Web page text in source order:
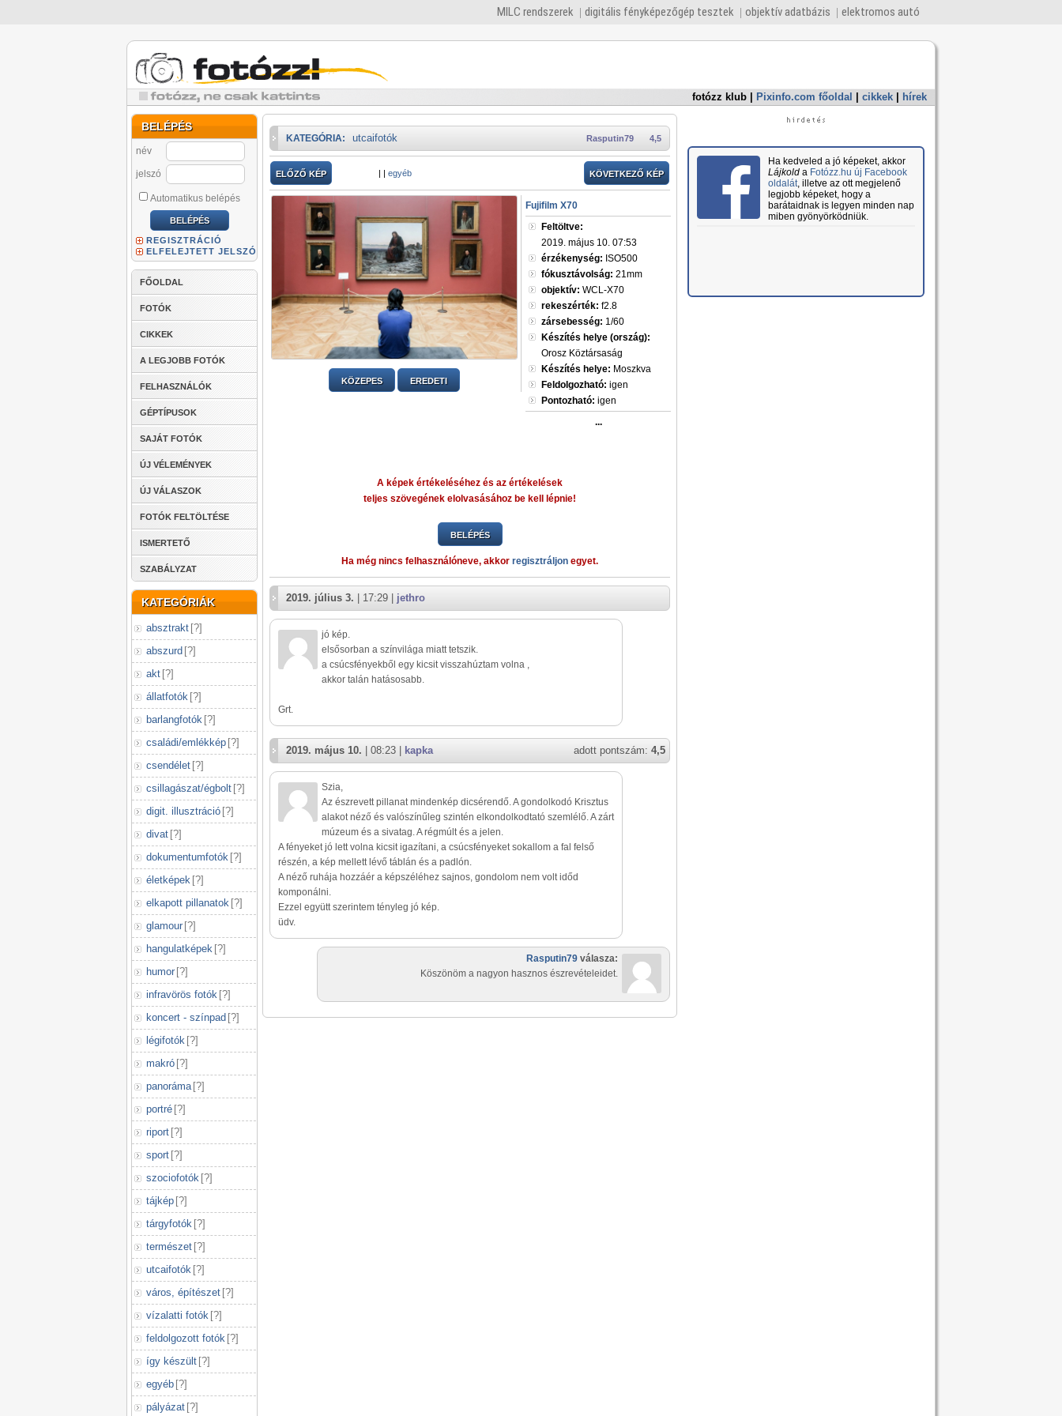
MILC rendszerek digitális fényképezőgép tesztek objektív adatbázis elektromos autó
fotózz klub Pixinfo.com főoldal cikkek hírek
BELÉPÉS
név
jelszó
Automatikus belépés
REGISZTRÁCIÓ
ELFELEJTETT JELSZÓ
FŐOLDAL
FOTÓK
CIKKEK
A LEGJOBB FOTÓK
FELHASZNÁLÓK
GÉPTÍPUSOK
SAJÁT FOTÓK
ÚJ VÉLEMÉNYEK
ÚJ VÁLASZOK
FOTÓK FELTÖLTÉSE
ISMERTETŐ
SZABÁLYZAT
KATEGÓRIÁK
absztrakt [?]
abszurd [?]
akt [?]
állatfotók [?]
barlangfotók [?]
családi/emlékkép [?]
csendélet [?]
csillagászat/égbolt [?]
digit. illusztráció [?]
divat [?]
dokumentumfotók [?]
életképek [?]
elkapott pillanatok [?]
glamour [?]
hangulatképek [?]
humor [?]
infravörös fotók [?]
koncert - színpad [?]
légifotók [?]
makró [?]
panoráma [?]
portré [?]
riport [?]
sport [?]
szociofotók [?]
tájkép [?]
tárgyfotók [?]
természet [?]
utcaifotók [?]
város, építészet [?]
vízalatti fotók [?]
feldolgozott fotók [?]
így készült [?]
egyéb [?]
pályázat [?]
4,5
Rasputin79
KATEGÓRIA: utcaifotók
ELŐZŐ KÉP | | egyéb KÖVETKEZŐ KÉP
KÖZEPES EREDETI
Fujifilm X70
Feltöltve:
2019. május 10. 07:53
érzékenység: ISO500
fókusztávolság: 21mm
objektív: WCL-X70
rekeszérték: f2.8
zársebesség: 1/60
Készítés helye (ország):
Orosz Köztársaság
Készítés helye: Moszkva
Feldolgozható: igen
Pontozható: igen
...
A képek értékeléséhez és az értékelések
teljes szövegének elolvasásához be kell lépnie!
BELÉPÉS
Ha még nincs felhasználóneve, akkor regisztráljon egyet.
2019. július 3. | 17:29 | jethro
jó kép.
elsősorban a színvilága miatt tetszik.
a csúcsfényekből egy kicsit visszahúztam volna ,
akkor talán hatásosabb.
Grt.
adott pontszám: 4,5
2019. május 10. | 08:23 | kapka
Szia,
Az észrevett pillanat mindenkép dicsérendő. A gondolkodó Krisztus
alakot néző és valószínűleg szintén elkondolkodtató szemlélő. A zárt
múzeum és a sivatag. A régmúlt és a jelen.
A fényeket jó lett volna kicsit igazítani, a csúcsfényeket sokallom a fal felső
részén, a kép mellett lévő táblán és a padlón.
A néző ruhája hozzáér a képszéléhez sajnos, gondolom nem volt időd
komponálni.
Ezzel együtt szerintem tényleg jó kép.
üdv.
Rasputin79 válasza:
Köszönöm a nagyon hasznos észrevételeidet.
Ha kedveled a jó képeket, akkor
Lájkolda Fotózz.hu új Facebook
oldalát, illetve az ott megjelenő
legjobb képeket, hogy a
barátaidnak is legyen minden nap
miben gyönyörködniük.